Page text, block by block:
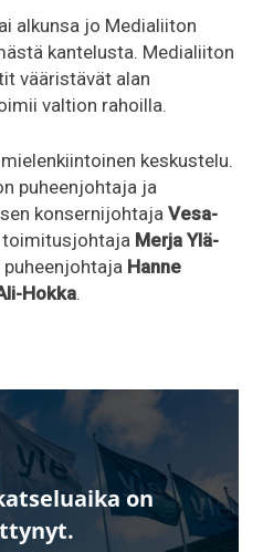
alkunsa jo Medialiiton
kantelusta. Medialiiton
vääristävät alan
valtion rahoilla.
keskustelu.
puheenjohtaja ja
konsernijohtajaVesa-
toimitusjohtaja Merja Ylä-
Hanne
Hokka.
media-alaan?,
on
.